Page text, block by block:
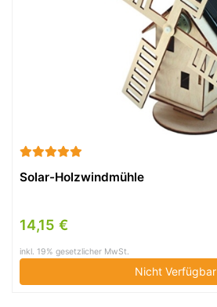
Solar-Holzwindmühle
14,15 €
inkl. 19% gesetzlicher MwSt.
Nicht Verfügbar